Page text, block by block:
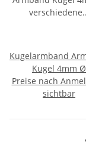
Kugelarmband
Kugel 4mm Ø
verschiedene
Preise nach
sichtbar